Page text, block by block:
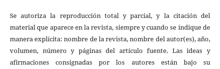
Se autoriza la reproducción total y parcial, y la citación del
material que aparece en la revista, siempre y cuando se indique de
manera explícita: nombre de la revista, nombre del autor(es), año,
volumen, número y páginas del artículo fuente. Las ideas y
afirmaciones consignadas por los autores están bajo su